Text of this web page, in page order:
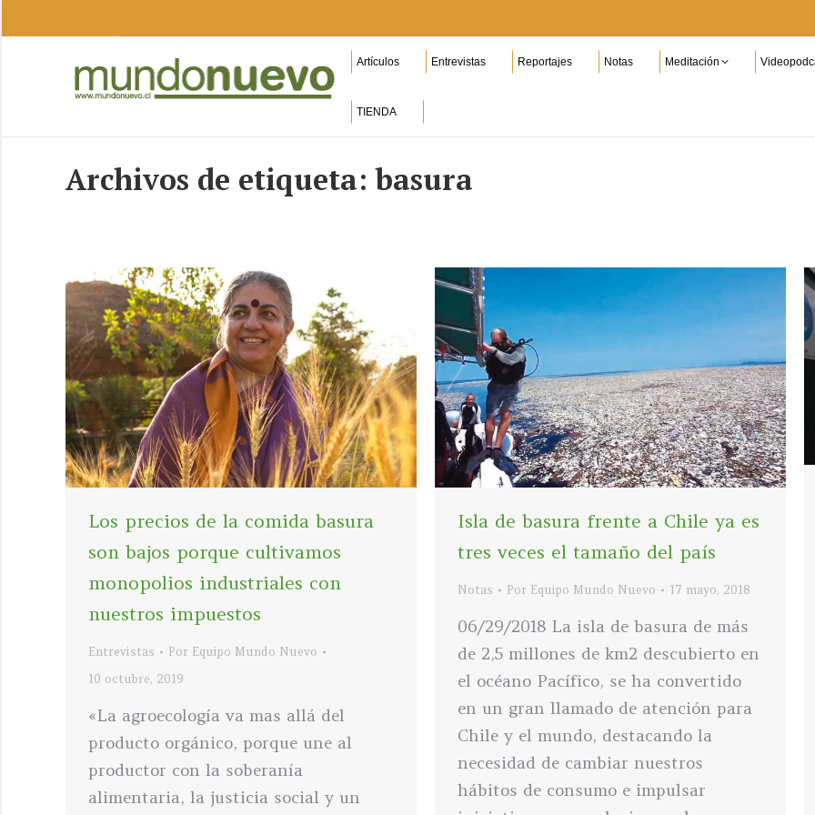
Artículos Entrevistas Reportajes Notas Meditación
TIENDA
Archivos de etiqueta:basura
Los precios de la comida basura
son bajos porque cultivamos
monopolios industriales con
nuestros impuestos
Entrevistas Por Equipo Mundo Nuevo
10 octubre, 2019
«La agroecología va mas allá del
producto orgánico, porque une al
productor con la soberanía
alimentaria, la justicia social y un
Isla de basura frente a Chile ya es
tres veces el tamaño del país
Notas Por Equipo Mundo Nuevo 17 mayo, 2018
06/29/2018 La isla de basura de más
de 2,5 millones de km2 descubierto en
el océano Pacífico, se ha convertido
en un gran llamado de atención para
Chile y el mundo, destacando la
necesidad de cambiar nuestros
hábitos de consumo e impulsar